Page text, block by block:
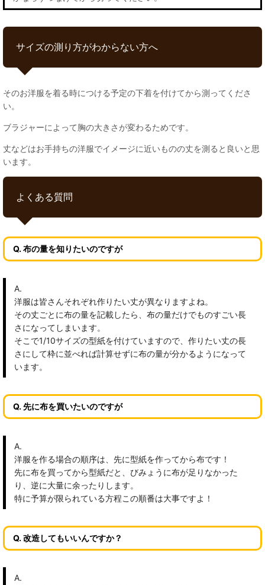
サイズの測り方がわからない方へ
そのお洋服を着る時につける予定の下着を付けてから測ってくださ
い。
ブラジャーによって胸の大きさが変わるためです。
丈などはお手持ちの洋服でイメージに近いものの丈を測ると良いと思
います。
よくある質問
Q. 布の量を知りたいのですが
A.
洋服は皆さんそれぞれ作りたい丈が異なりますよね。
その丈ごとに布の量を記載したら、布の量だけでものすごい長
さになってしまいます。
そこで1/10サイズの型紙を付けていますので、作りたい丈の長
さにして枠に並べれば計算せずに布の量が分かるようになって
います。
Q. 先に布を買いたいのですが
A.
洋服を作る場合の順序は、先に型紙を作ってから布です！
先に布を買ってから型紙だと、びみょうに布が足りなかった
り、逆に大量に余ったりします。
特に予算が限られている方程この順番は大事ですよ！
Q. 改造してもいいんですか？
A.